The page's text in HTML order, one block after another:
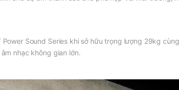
Power Sound Series khi sở hữu trọng lượng 29kg
nhạc không gian lớn.